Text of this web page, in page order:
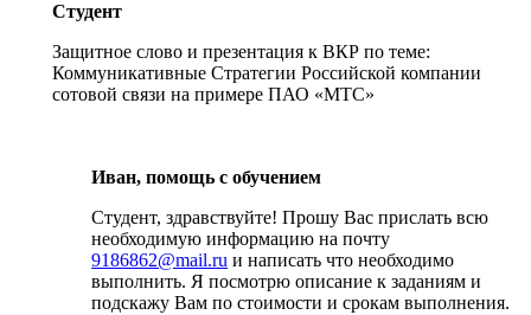
Студент
Защитное слово и презентация к ВКР по теме:
Коммуникативные Стратегии Российской компании
сотовой связи на примере ПАО «МТС»
Иван, помощь с обучением
Студент, здравствуйте! Прошу Вас прислать всю
необходимую информацию на почту
9186862@mail.ru и написать что необходимо
выполнить. Я посмотрю описание к заданиям и
подскажу Вам по стоимости и срокам выполнения.